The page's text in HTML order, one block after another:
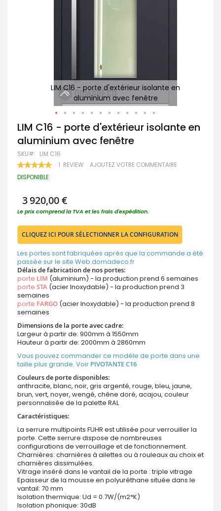
LIM C16 - porte d'extérieur isolante en
aluminium avec fenêtre
Passer
au
début
de
la
Galerie
d’images
LIM C16 - porte d'extérieur isolante en
aluminium avec fenêtre
SKU LIM C16
RATING: 1 REVIEW AJOUTEZ VOTRE COMMENTAIRE
DISPONIBLE
3 920,00 €
Le prix comprend la TVA et les frais d'expédition.
CLIQUEZ ICI POUR SÉLECTIONNER LA CONFIGURATION
Les portes sont fabriquées après que la commande a été
passée sur le site Web domadeco.fr
Délais de fabrication de nos portes:
porte LIM (aluminium) - la production prend 6 semaines
porte STA (acier Inoxydable) - la production prend 3
semaines
porte FARGO (acier Inoxydable) - la production prend 8
semaines
Dimensions de la porte avec cadre:
Largeur à partir de: 900mm à 1550mm
Hauteur à partir de: 2000mm à 2860mm
Vous pouvez commander ce modèle de porte dans une
taille plus grande. Voir PIVOTANTE C16
Couleurs de porte disponibles:
anthracite, blanc, noir, gris argenté, rouge, bleu, jaune,
brun, vert, noyer, wengé, chêne doré, acajou, couleur
personnalisée de la palette RAL
Caractéristiques:
La serrure multipoints FUHR est utilisée pour verrouiller la
porte. Cette serrure dispose de nombreuses
configurations de verrouillage et de fonctionnement.
Charnières: charnières à ailettes ou à rouleaux au choix et
charnières dissimulées.
Vitrage inséré dans le vantail de la porte : triple vitrage
Epaisseur de la mousse en polyuréthane située dans le
vantail: 70 mm
Isolation thermique: Ud = 0.7W/(m2*K)
Isolation phonique: 30dB